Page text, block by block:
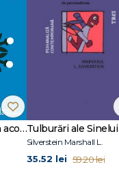
10 situații clinice în acompanierea doliuluiTulburări ale Sinelui
Silverstein Marshall L.
35.52 lei 59.20 lei